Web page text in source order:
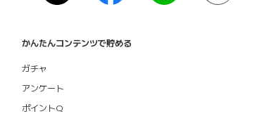
かんたんコンテンツで貯める
ガチャ
アンケート
ポイントQ